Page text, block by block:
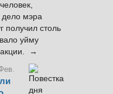
дело мэра
получил столь
уйму
→